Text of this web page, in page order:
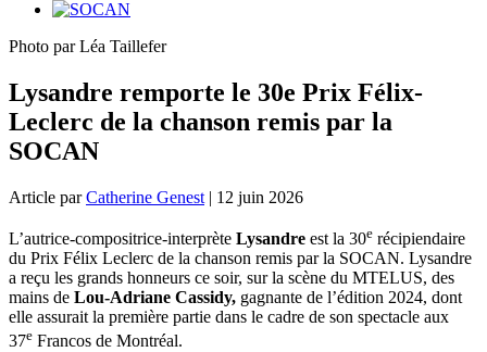
Photo par Léa Taillefer
Lysandre remporte le 30e Prix Félix-
Leclerc de la chanson remis par la
SOCAN
Article parCatherine Genest | 12 juin 2026
L’autrice-compositrice-interprète Lysandre est la 30e récipiendaire
du Prix Félix Leclerc de la chanson remis par la SOCAN. Lysandre
a reçu les grands honneurs ce soir, sur la scène du MTELUS, des
mains de Lou-Adriane Cassidy, gagnante de l’édition 2024, dont
elle assurait la première partie dans le cadre de son spectacle aux
37e Francos de Montréal.